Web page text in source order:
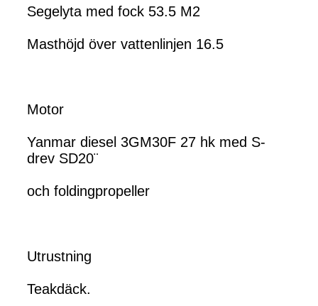
Segelyta med fock 53.5 M2
Masthöjd över vattenlinjen 16.5
Motor
Yanmar diesel 3GM30F 27 hk med S-
drev SD20¨
och foldingpropeller
Utrustning
Teakdäck.